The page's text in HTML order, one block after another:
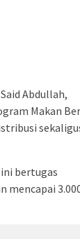
Abdullah,
Makan
bertugas
mencapai